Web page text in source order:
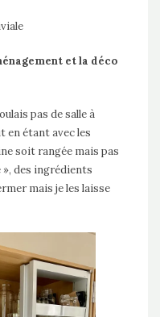
et la déco
pas de salle à
en étant avec les
soit rangée mais pas
», des ingrédients
mais je les laisse